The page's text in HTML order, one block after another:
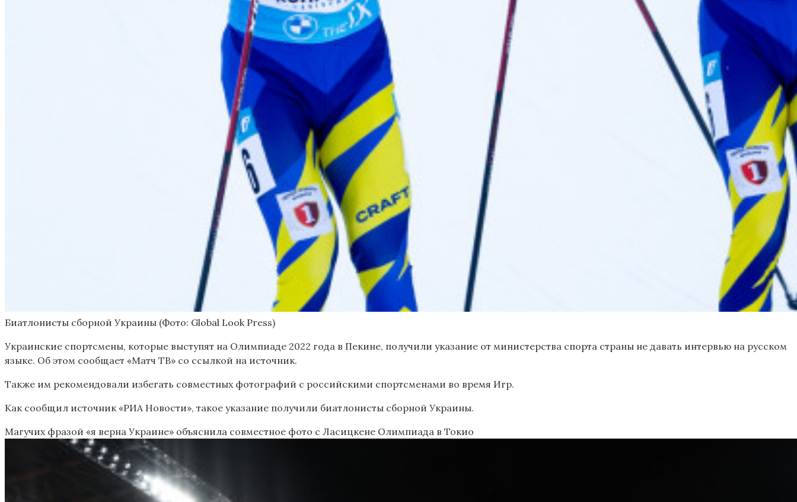
Биатлонисты сборной Украины (Фото: Global Look Press)
Украинские спортсмены, которые выступят на Олимпиаде 2022 года в Пекине, получили указание от министерства спорта страны не давать интервью на русском
языке. Об этом сообщает «Матч ТВ» со ссылкой на источник.
Также им рекомендовали избегать совместных фотографий с российскими спортсменами во время Игр.
Как сообщил источник «РИА Новости», такое указание получили биатлонисты сборной Украины.
Магучих фразой «я верна Украине» объяснила совместное фото с Ласицкене Олимпиада в Токио